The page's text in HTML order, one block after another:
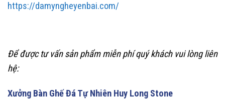
https://damyngheyenbai.com/
Để được tư vấn sản phẩm miễn phí quý khách vui lòng liên
hệ:
Xưởng Bàn Ghế Đá Tự Nhiên Huy Long Stone